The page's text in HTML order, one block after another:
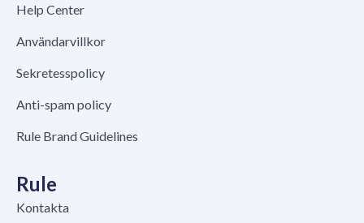
Help Center
Användarvillkor
Sekretesspolicy
Anti-spam policy
Rule Brand Guidelines
Rule
Kontakta